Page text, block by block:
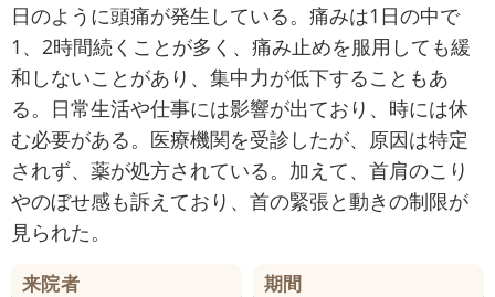
日のように頭痛が発生している。痛みは1日の中で
1、2時間続くことが多く、痛み止めを服用しても緩
和しないことがあり、集中力が低下することもあ
る。日常生活や仕事には影響が出ており、時には休
む必要がある。医療機関を受診したが、原因は特定
されず、薬が処方されている。加えて、首肩のこり
やのぼせ感も訴えており、首の緊張と動きの制限が
見られた。
来院者 期間